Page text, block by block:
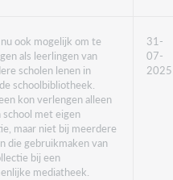
ook mogelijk om te
als leerlingen van
scholen lenen in
schoolbibliotheek.
kon verlengen alleen
school met eigen
maar niet bij meerdere
die gebruikmaken van
bij een
mediatheek.
31-
07-
2025